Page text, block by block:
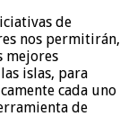
de
nos permitirán,
mejores
islas, para
cada uno
de